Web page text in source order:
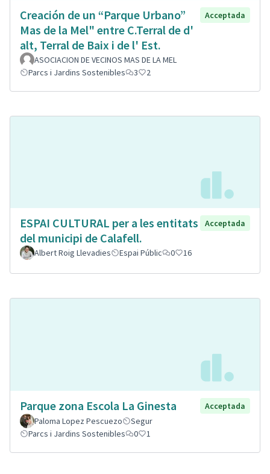
Creación de un “Parque Urbano”
Mas de la Mel" entre C.Terral de d'
alt, Terral de Baix i de l' Est.
Acceptada
ASOCIACION DE VECINOS MAS DE LA MEL
Parcs i Jardins Sostenibles
3 2
ESPAI CULTURAL per a les entitats
del municipi de Calafell.
Acceptada
Albert Roig Llevadies Espai Públic 0 16
Parque zona Escola La Ginesta
Acceptada
Paloma Lopez Pescuezo
Segur
Parcs i Jardins Sostenibles
0 1